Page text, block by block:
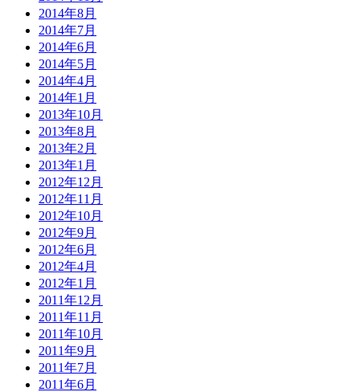
2014年8月
2014年7月
2014年6月
2014年5月
2014年4月
2014年1月
2013年10月
2013年8月
2013年2月
2013年1月
2012年12月
2012年11月
2012年10月
2012年9月
2012年6月
2012年4月
2012年1月
2011年12月
2011年11月
2011年10月
2011年9月
2011年7月
2011年6月